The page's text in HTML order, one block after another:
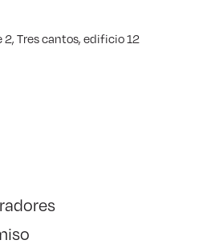
2, Tres cantos, edificio 12